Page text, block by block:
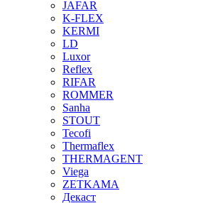
JAFAR
K-FLEX
KERMI
LD
Luxor
Reflex
RIFAR
ROMMER
Sanha
STOUT
Tecofi
Thermaflex
THERMAGENT
Viega
ZETKAMA
Декаст